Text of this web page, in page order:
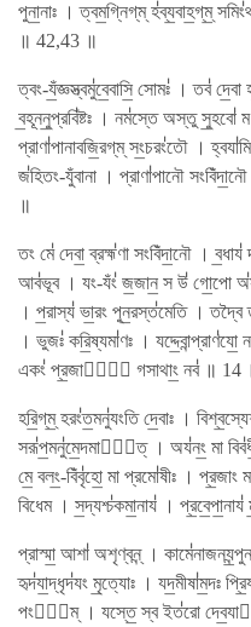
পুনা॒নাঃ । ত্বম॒গ্নিগ্​ম্ হ॑ব্য॒বাহ॒গ্​ম্॒
॥ 42,43 ॥
ত্বং-যঁ॒জ্ঞস্ত্বমু॑বে॒বাসি॒ সোমঃ॑ । তব॑
ব॒হূননু॒প্রবি॑ষ্টঃ । নম॑স্তে অস্তু সু॒হবো॑
প্রাণা॑পানাবজি॒রগ্​ম্ সং॒চরং॑তৌ ।
জ॑হিতং-যুঁবানা । প্রাণা॑পানৌ
॥
তং মে॑ দেবা॒ ব্রহ্ম॑ণা সং​বিঁদা॒নৌ ।
আব॑ভূব । যং-যঁং॑ জ॒জান॒ স উ॑ গো॒পো
। প॒রাস্য॑ ভা॒রং পুন॒রস্ত॑মেতি ।
। ভুজঃ॑ করি॒ষ্যমা॑ণঃ ।
একং॑ প্র॒জানাং᳚ গসাথাং॒ নব॑ ॥ 14
হরি॒গ্​ম্॒ হরং॑ত॒মনু॑যংতি দে॒বাঃ ।
সরূ॑প॒মনু॑মে॒দমাগা᳚ত্ । অয॑নং॒ মা
মে॒ বলং॒-বিঁবৃ॑হো॒ মা প্রমো॑ষীঃ । প্র॒জাং
বিধেম । স॒দ্যশ্চ॑কমা॒নায॑ ।
প্রাস্মা॒ আশা॑ অশৃণ্বন্ন্ ।
হৃদ॑যা॒দ্ধৃদ॑যং মৃ॒ত্যোঃ । যদ॒মীষা॑ম॒দঃ
পংথা᳚ম্ । যস্তে॒ স্ব ইত॑রো